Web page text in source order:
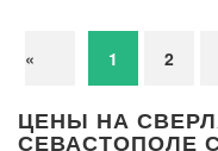
« 1 2
ЦЕНЫ НА
СЕВАСТОПОЛЕ